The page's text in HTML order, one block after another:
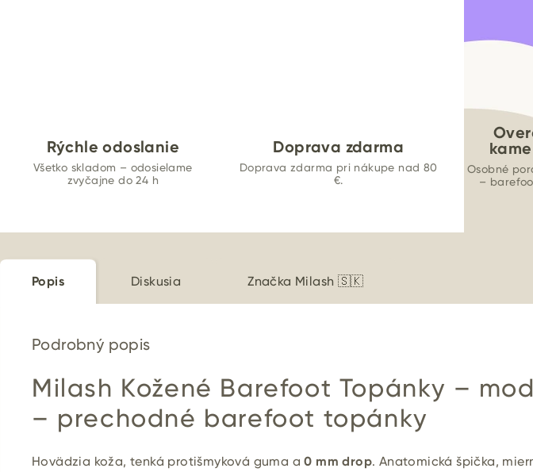
Rýchle odoslanie
Všetko skladom – odosielame
zvyčajne do 24 h
Doprava zdarma
Doprava zdarma pri nákupe nad 80
€.
Osobné
–
Popis Diskusia Značka Milash 🇸🇰
Podrobný popis
Milash Kožené Barefoot Topánky –
– prechodné barefoot topánky
Hovädzia koža, tenká protišmyková guma a0 mm drop. Anatomická špička,